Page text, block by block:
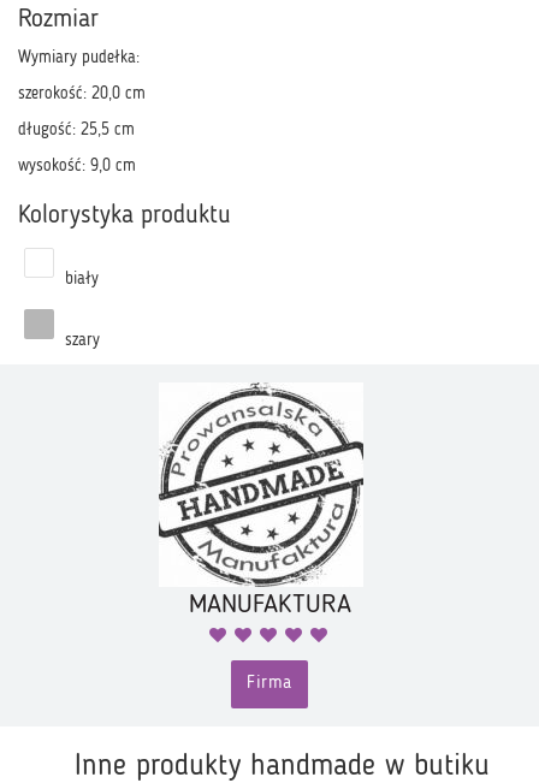
Rozmiar
Wymiary pudełka:
szerokość: 20,0 cm
długość: 25,5 cm
wysokość: 9,0 cm
Kolorystyka produktu
biały
szary
MANUFAKTURA
Firma
Inne produkty handmade w butiku